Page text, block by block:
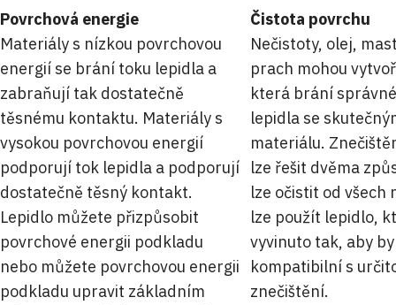
Povrchová energie
Materiály s nízkou povrchovou
energií se brání toku lepidla a
zabraňují tak dostatečně
těsnému kontaktu. Materiály s
vysokou povrchovou energií
podporují tok lepidla a podporují
dostatečně těsný kontakt.
Lepidlo můžete přizpůsobit
povrchové energii podkladu
nebo můžete povrchovou energii
podkladu upravit základním
Čistota povrchu
Nečistoty, olej,
prach mohou
která brání
lepidla se
materiálu.
lze řešit dvěma
lze očistit od všech
lze použít lepidlo,
vyvinuto tak, aby
kompatibilní s
znečištění.